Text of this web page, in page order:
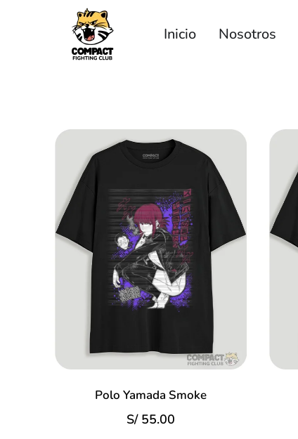
Inicio Nosotros
Polo Yamada Smoke
S/55.00